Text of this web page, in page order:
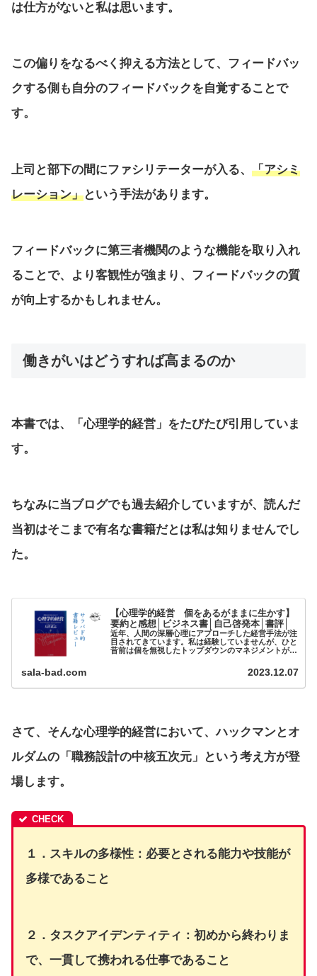
は仕方がないと私は思います。
この偏りをなるべく抑える方法として、フィードバッ
クする側も自分のフィードバックを自覚することで
す。
上司と部下の間にファシリテーターが入る、 「アシミ
レーション」という手法があります。
フィードバックに第三者機関のような機能を取り入れ
ることで、より客観性が強まり、フィードバックの質
が向上するかもしれません。
働きがいはどうすれば高まるのか
本書では、 「心理学的経営」 をたびたび引用していま
す。
ちなみに当ブログでも過去紹介していますが、読んだ
当初はそこまで有名な書籍だとは私は知りませんでし
た。
【心理学的経営 個をあるがままに生かす】
要約と感想│ビジネス書│自己啓発本│書評│
近年、人間の深層心理にアプローチした経営手法が注
目されてきています。私は経験していませんが、ひと
昔前は個を無視したトップダウンのマネジメントが常
sala-bad.com 2023.12.07
さて、そんな心理学的経営において、ハックマンとオ
ルダムの 「職務設計の中核五次元」
という考え方が登
場します。
１．スキルの多様性：必要とされる能力や技能が
多様であること
２．タスクアイデンティティ：初めから終わりま
で、一貫して携われる仕事であること